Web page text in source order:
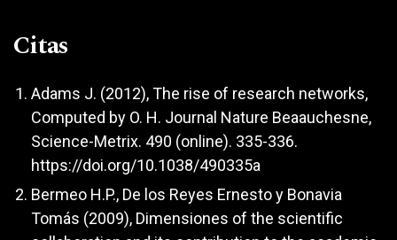
Citas
Adams J. (2012), The rise of research networks,
Computed by O. H. Journal Nature Beaauchesne,
Science-Metrix. 490 (online). 335-336.
https://doi.org/10.1038/490335a
Bermeo H.P., De los Reyes Ernesto y Bonavia
Tomás (2009), Dimensiones of the scientific